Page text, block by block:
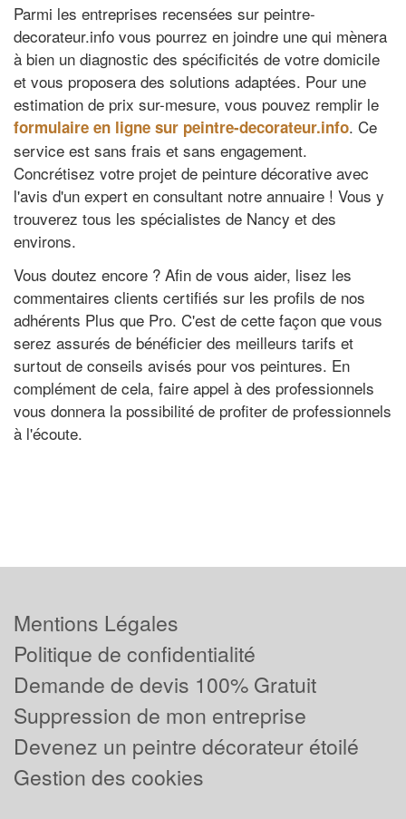
Parmi les entreprises recensées sur peintre-
decorateur.info vous pourrez en joindre une qui mènera
à bien un diagnostic des spécificités de votre domicile
et vous proposera des solutions adaptées. Pour une
estimation de prix sur-mesure, vous pouvez remplir le
formulaire en ligne sur peintre-decorateur.info. Ce
service est sans frais et sans engagement.
Concrétisez votre projet de peinture décorative avec
l'avis d'un expert en consultant notre annuaire ! Vous y
trouverez tous les spécialistes de Nancy et des
environs.
Vous doutez encore ? Afin de vous aider, lisez les
commentaires clients certifiés sur les profils de nos
adhérents Plus que Pro. C'est de cette façon que vous
serez assurés de bénéficier des meilleurs tarifs et
surtout de conseils avisés pour vos peintures. En
complément de cela, faire appel à des professionnels
vous donnera la possibilité de profiter de professionnels
à l'écoute.
Mentions Légales
Politique de confidentialité
Demande de devis 100% Gratuit
Suppression de mon entreprise
Devenez un peintre décorateur étoilé
Gestion des cookies